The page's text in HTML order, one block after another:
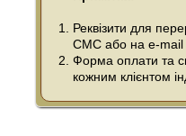
Реквізити для
СМС або на e-mail
Форма оплати та
кожним клієнтом